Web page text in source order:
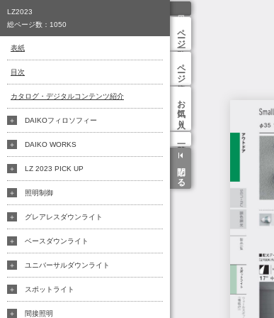
ページ一覧
ページ検索
お気に入り
閉じる
LZ2023
総ページ数： 1050
表紙
目次
カタログ・デジタルコンテンツ紹介
DAIKOフィロソフィー
DAIKO WORKS
LZ 2023 PICK UP
照明制御
グレアレスダウンライト
ベースダウンライト
ユニバーサルダウンライト
スポットライト
間接照明